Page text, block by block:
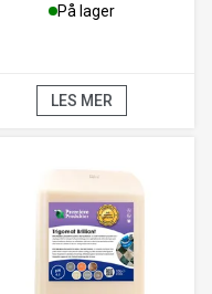
På lager
LES MER